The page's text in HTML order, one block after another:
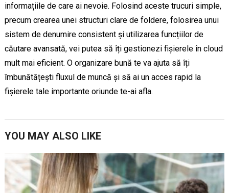
informațiile de care ai nevoie. Folosind aceste trucuri simple,
precum crearea unei structuri clare de foldere, folosirea unui
sistem de denumire consistent și utilizarea funcțiilor de
căutare avansată, vei putea să îți gestionezi fișierele în cloud
mult mai eficient. O organizare bună te va ajuta să îți
îmbunătățești fluxul de muncă și să ai un acces rapid la
fișierele tale importante oriunde te-ai afla.
YOU MAY ALSO LIKE